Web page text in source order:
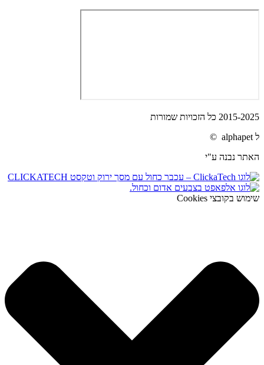
2015-2025 כל הזכויות שמורות
ל alphapet ©
האתר נבנה ע"י
שימוש בקובצי Cookies